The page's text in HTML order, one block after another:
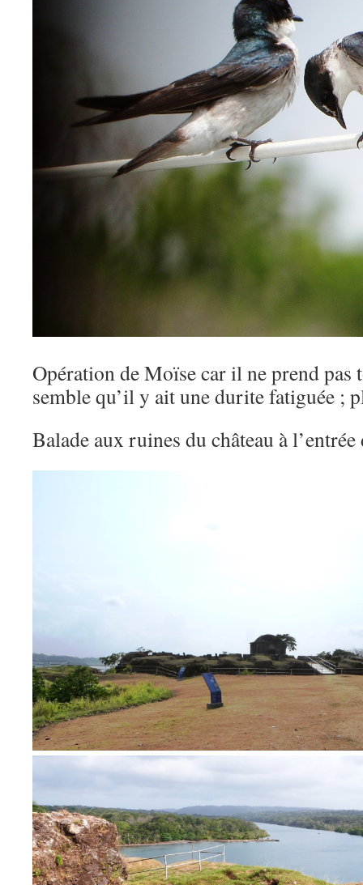
Opération de Moïse car il ne prend pas
semble qu’il y ait une durite fatiguée ;
Balade aux ruines du château à